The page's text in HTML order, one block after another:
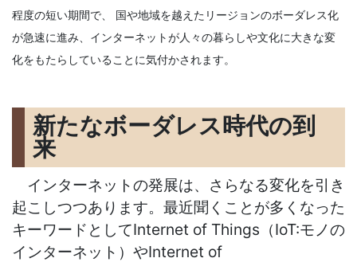
程度の短い期間で、 国や地域を越えたリージョンのボーダレス化
が急速に進み、インターネットが人々の暮らしや文化に大きな変
化をもたらしていることに気付かされます。
新たなボーダレス時代の到
来
インターネットの発展は、さらなる変化を引き
起こしつつあります。最近聞くことが多くなった
キーワードとしてInternet of Things（IoT:モノの
インターネット）やInternet of